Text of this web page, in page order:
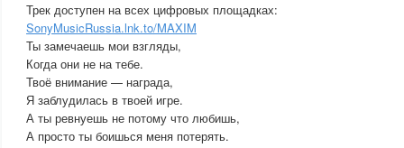
Трек доступен на всех цифровых площадках:
SonyMusicRussia.lnk.to/MAXIM
Ты замечаешь мои взгляды,
Когда они не на тебе.
Твоё внимание — награда,
Я заблудилась в твоей игре.
А ты ревнуешь не потому что любишь,
А просто ты боишься меня потерять.